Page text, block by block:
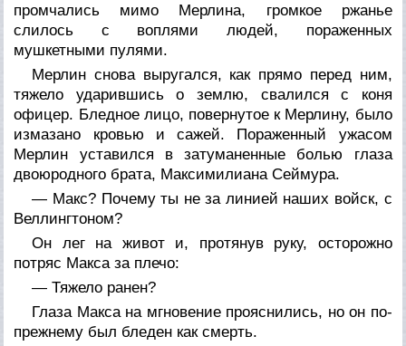
промчались мимо Мерлина, громкое ржанье
слилось с воплями людей, пораженных
мушкетными пулями.
Мерлин снова выругался, как прямо перед ним,
тяжело ударившись о землю, свалился с коня
офицер. Бледное лицо, повернутое к Мерлину, было
измазано кровью и сажей. Пораженный ужасом
Мерлин уставился в затуманенные болью глаза
двоюродного брата, Максимилиана Сеймура.
— Макс? Почему ты не за линией наших войск, с
Веллингтоном?
Он лег на живот и, протянув руку, осторожно
потряс Макса за плечо:
— Тяжело ранен?
Глаза Макса на мгновение прояснились, но он по-
прежнему был бледен как смерть.